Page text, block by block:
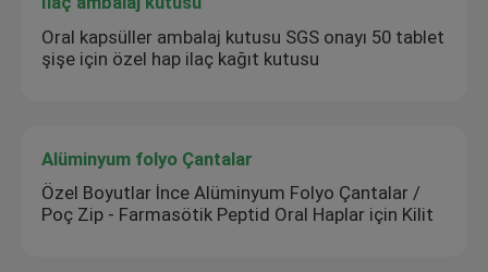
Oral kapsüller ambalaj kutusu SGS onayı 50 tablet
şişe için özel hap ilaç kağıt kutusu
Alüminyum folyo Çantalar
Özel Boyutlar İnce Alüminyum Folyo Çantalar /
Poç Zip - Farmasötik Peptid Oral Haplar için Kilit